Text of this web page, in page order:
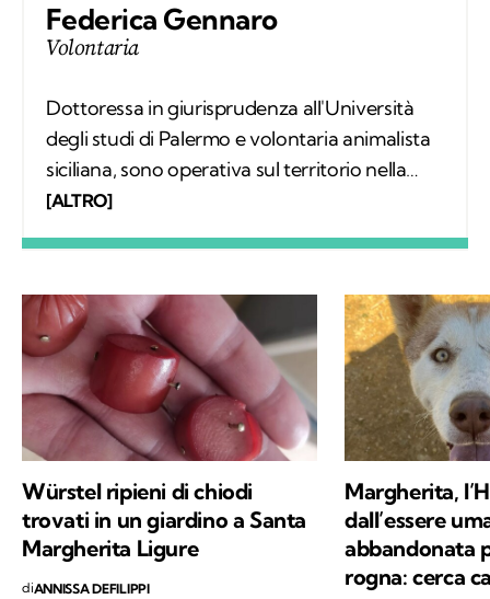
Federica Gennaro
Volontaria
Dottoressa in giurisprudenza all'Università
degli studi di Palermo e volontaria animalista
siciliana, sono operativa sul territorio nella
gestione del fenomeno del randagismo. La
Kodami ho la possibilità di esprimerle al
meglio.
[ALTRO]
Würstel ripieni di chiodi
trovati in un giardino a Santa
Margherita Ligure
diANNISSA DEFILIPPI
Margherita,
dall’essere
abbandonata
rogna: cerca